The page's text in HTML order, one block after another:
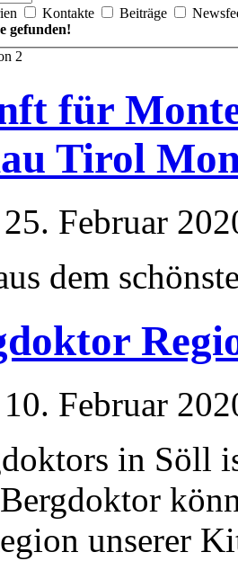
Kontakte Beiträge
gefunden!
2
für
Tirol
Februar
dem
Februar
in Söll
unserer